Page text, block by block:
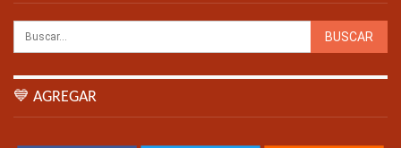
💙 AGREGAR